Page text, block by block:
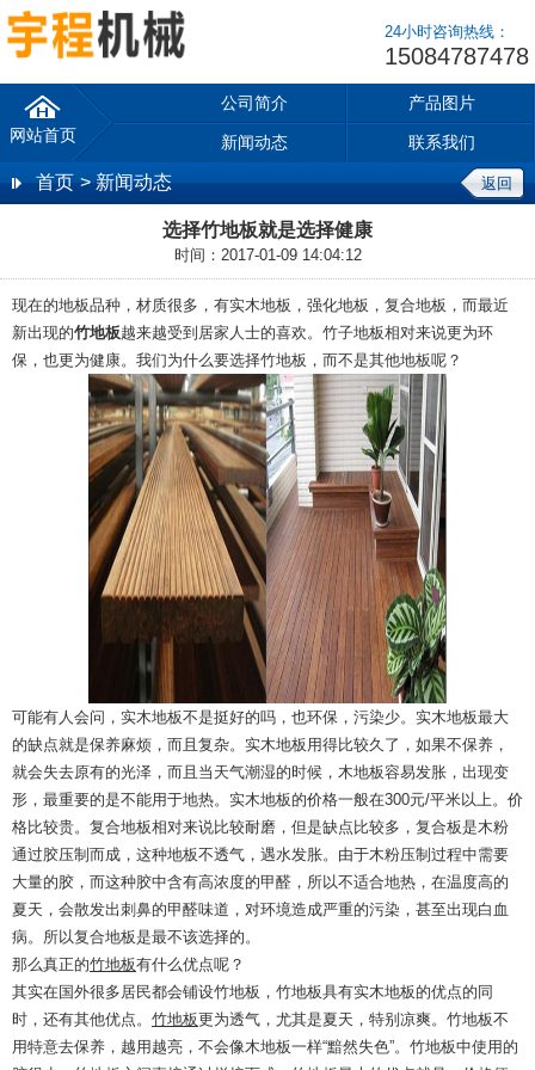
24小时咨询热线：
15084787478
网站首页
公司简介 产品图片
新闻动态 联系我们
首页 > 新闻动态 返回
选择竹地板就是选择健康
时间：2017-01-09 14:04:12
现在的地板品种，材质很多，有实木地板，强化地板，复合地板，而最近
新出现的竹地板越来越受到居家人士的喜欢。竹子地板相对来说更为环
保，也更为健康。我们为什么要选择竹地板，而不是其他地板呢？
可能有人会问，实木地板不是挺好的吗，也环保，污染少。实木地板最大
的缺点就是保养麻烦，而且复杂。实木地板用得比较久了，如果不保养，
就会失去原有的光泽，而且当天气潮湿的时候，木地板容易发胀，出现变
形，最重要的是不能用于地热。实木地板的价格一般在300元/平米以上。价
格比较贵。复合地板相对来说比较耐磨，但是缺点比较多，复合板是木粉
通过胶压制而成，这种地板不透气，遇水发胀。由于木粉压制过程中需要
大量的胶，而这种胶中含有高浓度的甲醛，所以不适合地热，在温度高的
夏天，会散发出刺鼻的甲醛味道，对环境造成严重的污染，甚至出现白血
病。所以复合地板是最不该选择的。
那么真正的竹地板有什么优点呢？
其实在国外很多居民都会铺设竹地板，竹地板具有实木地板的优点的同
时，还有其他优点。 竹地板更为透气，尤其是夏天，特别凉爽。竹地板不
用特意去保养，越用越亮，不会像木地板一样“黯然失色”。竹地板中使用的